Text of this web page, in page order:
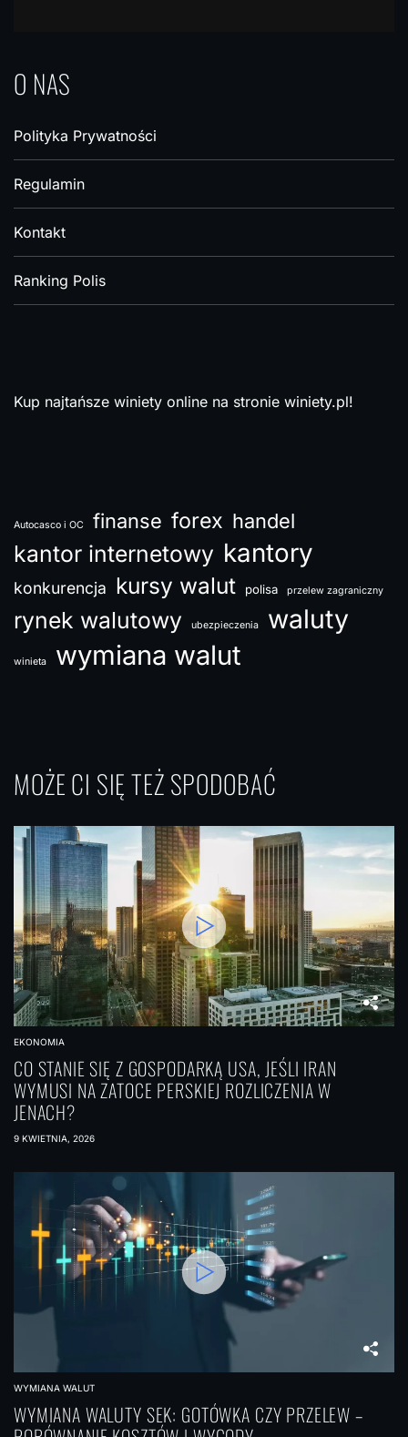
O NAS
Polityka Prywatności
Regulamin
Kontakt
Ranking Polis
Kup najtańsze winiety online na stronie winiety.pl!
Autocasco i OC finanse forex handel
kantor internetowy kantory
konkurencja kursy walut polisa przelew zagraniczny
rynek walutowy ubezpieczenia waluty
winieta wymiana walut
MOŻE CI SIĘ TEŻ SPODOBAĆ
EKONOMIA
CO STANIE SIĘ Z GOSPODARKĄ USA, JEŚLI IRAN
WYMUSI NA ZATOCE PERSKIEJ ROZLICZENIA W
JENACH?
9 KWIETNIA, 2026
WYMIANA WALUT
WYMIANA WALUTY SEK: GOTÓWKA CZY PRZELEW –